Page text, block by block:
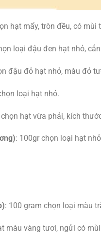
hạt mẩy, tròn đều, có mùi
loại đậu đen hạt nhỏ,
đậu đỏ hạt nhỏ, màu đỏ
loại hạt nhỏ.
chọn hạt vừa phải, kích
: 100gr chọn loại hạt
: 100 gram chọn loại màu
màu vàng tươi, ngửi có